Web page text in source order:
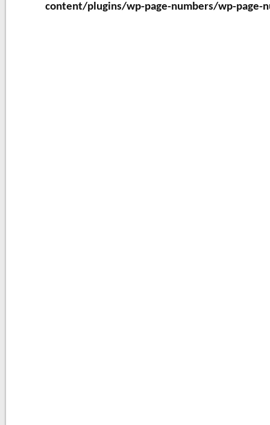
content/plugins/wp-page-numbers/wp-page-